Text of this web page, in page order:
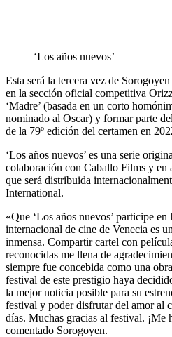
‘Los años nuevos’
Esta será la tercera vez de
en la sección oficial competitiva
‘Madre’ (basada en un corto
nominado al Oscar) y formar parte
de la 79º edición del certamen en
‘Los años nuevos’ es una serie
colaboración con Caballo Films y en
que será distribuida
International.
«Que ‘Los años nuevos’ participe
internacional de cine de Venecia es
inmensa. Compartir cartel con
reconocidas me llena de
siempre fue concebida como una
festival de este prestigio haya
la mejor noticia posible para su
festival y poder disfrutar del amor al
días. Muchas gracias al festival. ¡Me
comentado Sorogoyen.